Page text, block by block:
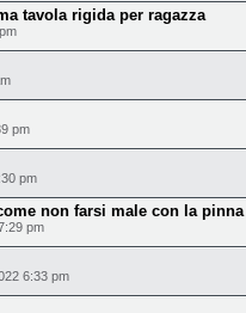
tavola rigida per ragazza
pm
pm
non farsi male con la pinna
pm
6:33 pm